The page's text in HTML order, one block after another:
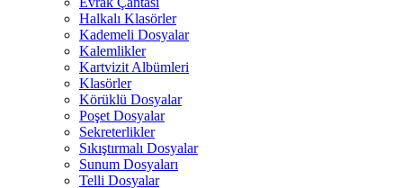
Halkalı Klasörler
Kademeli Dosyalar
Kalemlikler
Kartvizit Albümleri
Klasörler
Körüklü Dosyalar
Poşet Dosyalar
Sekreterlikler
Sıkıştırmalı Dosyalar
Sunum Dosyaları
Telli Dosyalar